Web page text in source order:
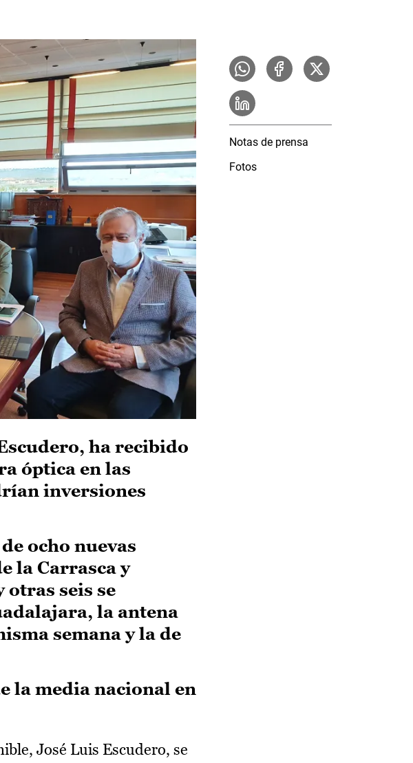
ha recibido
óptica en las
inversiones
ocho nuevas
la Carrasca y
seis se
la antena
semana y la de
la media nacional en
José Luis Escudero, se
Notas de prensa
Fotos